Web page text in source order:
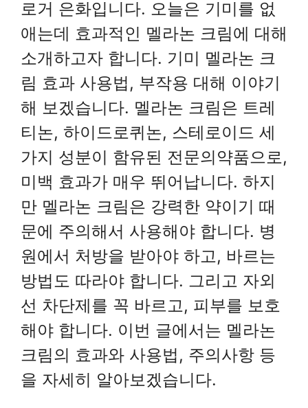
로거 은화입니다. 오늘은 기미를 없
애는데 효과적인 멜라논 크림에 대해
소개하고자 합니다. 기미 멜라논 크
림 효과 사용법, 부작용 대해 이야기
해 보겠습니다. 멜라논 크림은 트레
티논, 하이드로퀴논, 스테로이드 세
가지 성분이 함유된 전문의약품으로,
미백 효과가 매우 뛰어납니다. 하지
만 멜라논 크림은 강력한 약이기 때
문에 주의해서 사용해야 합니다. 병
원에서 처방을 받아야 하고, 바르는
방법도 따라야 합니다. 그리고 자외
선 차단제를 꼭 바르고, 피부를 보호
해야 합니다. 이번 글에서는 멜라논
크림의 효과와 사용법, 주의사항 등
을 자세히 알아보겠습니다.